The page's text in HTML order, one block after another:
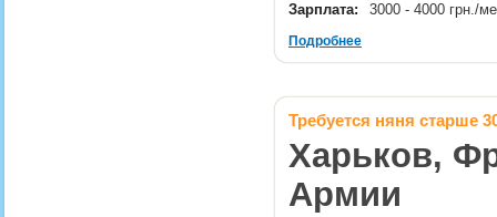
Зарплата: 3000 - 4000 грн./
Подробнее
Требуется няня старше
Харьков,
Армии